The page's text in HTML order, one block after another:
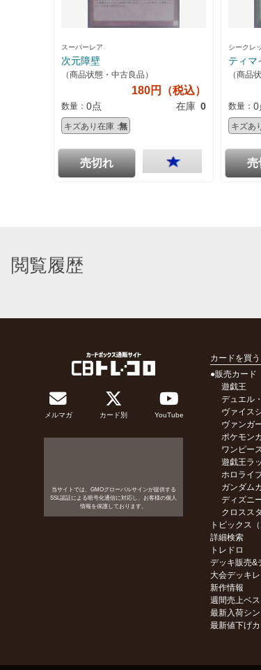
スーパーレア
次元障壁
（商品状態・中古良品）
180円（税込）
数量： 0点 在庫 0
キズあり在庫：無
売切れ
シークレ
ティマ
（商品
数量： 0
キズあ
売
閲覧履歴
メルマガ カード別 YouTube
当サイトでは、GMOグローバルサインが提供する
SSL認証による暗号化通信に対応し、お客様の個人
情報を保護しております。
カードを買う
●販売カード
遊戯王
デュエル
ヴァイス
ヴァンガ
ポケモン
ワンピー
遊戯王ラ
ホロライ
ガンダム
ディズニ
クロスス
トピックス
詳細検索
トレドロ
デッキ販売&
大会デッキ
新作情報
週間売上ベ
最新入荷シ
最新値下げ